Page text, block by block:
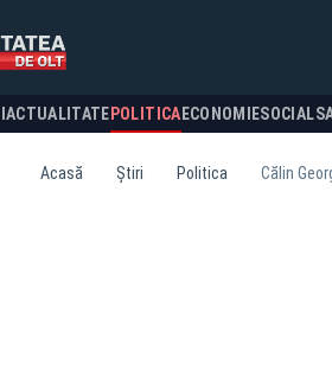
ACTUALITATE POLITICA ECONOMIESOCIAL
Acasă Știri Politica Călin